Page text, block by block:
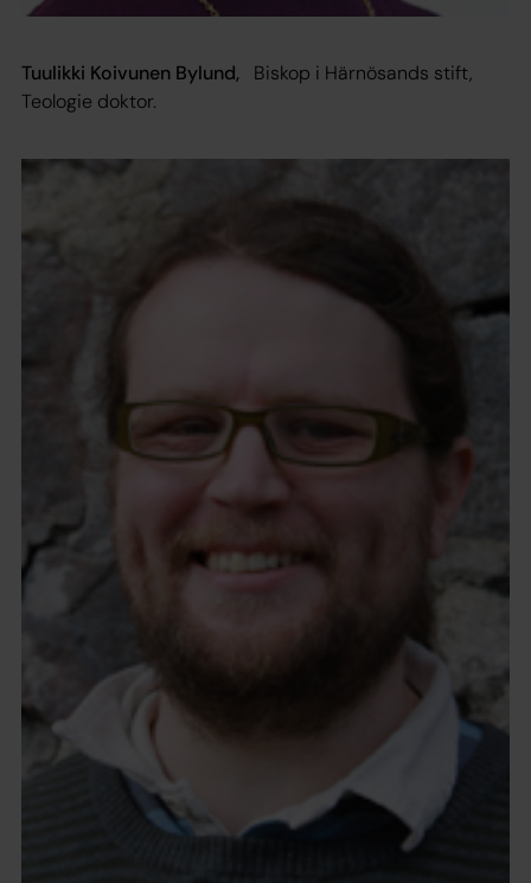
Tuulikki Koivunen Bylund, Biskop i Härnösands stift,
Teologie doktor.